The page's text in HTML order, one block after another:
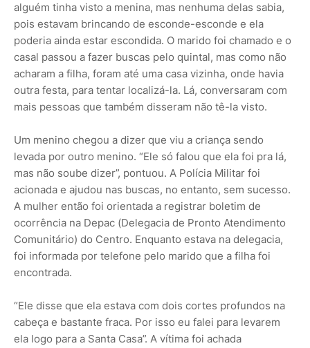
alguém tinha visto a menina, mas nenhuma delas sabia,
pois estavam brincando de esconde-esconde e ela
poderia ainda estar escondida. O marido foi chamado e o
casal passou a fazer buscas pelo quintal, mas como não
acharam a filha, foram até uma casa vizinha, onde havia
outra festa, para tentar localizá-la. Lá, conversaram com
mais pessoas que também disseram não tê-la visto.
Um menino chegou a dizer que viu a criança sendo
levada por outro menino. “Ele só falou que ela foi pra lá,
mas não soube dizer”, pontuou. A Polícia Militar foi
acionada e ajudou nas buscas, no entanto, sem sucesso.
A mulher então foi orientada a registrar boletim de
ocorrência na Depac (Delegacia de Pronto Atendimento
Comunitário) do Centro. Enquanto estava na delegacia,
foi informada por telefone pelo marido que a filha foi
encontrada.
“Ele disse que ela estava com dois cortes profundos na
cabeça e bastante fraca. Por isso eu falei para levarem
ela logo para a Santa Casa”. A vítima foi achada